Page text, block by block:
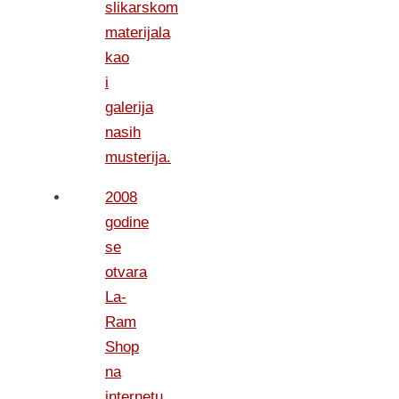
slikarskom
materijala
kao
i
galerija
nasih
musterija.
2008
godine
se
otvara
La-
Ram
Shop
na